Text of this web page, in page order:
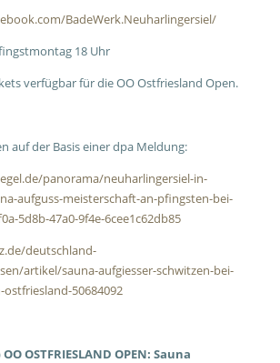
BadeWerk.Neuharlingersiel/
18 Uhr
verfügbar für die OO Ostfriesland Open.
auf der Basis einer dpa Meldung:
panorama/neuharlingersiel-in-
aufguss-meisterschaft-an-pfingsten-bei-
5d8b-47a0-9f4e-6cee1c62db85
deutschland-
artikel/sauna-aufgiesser-schwitzen-bei-
50684092
OO OSTFRIESLAND OPEN: Sauna